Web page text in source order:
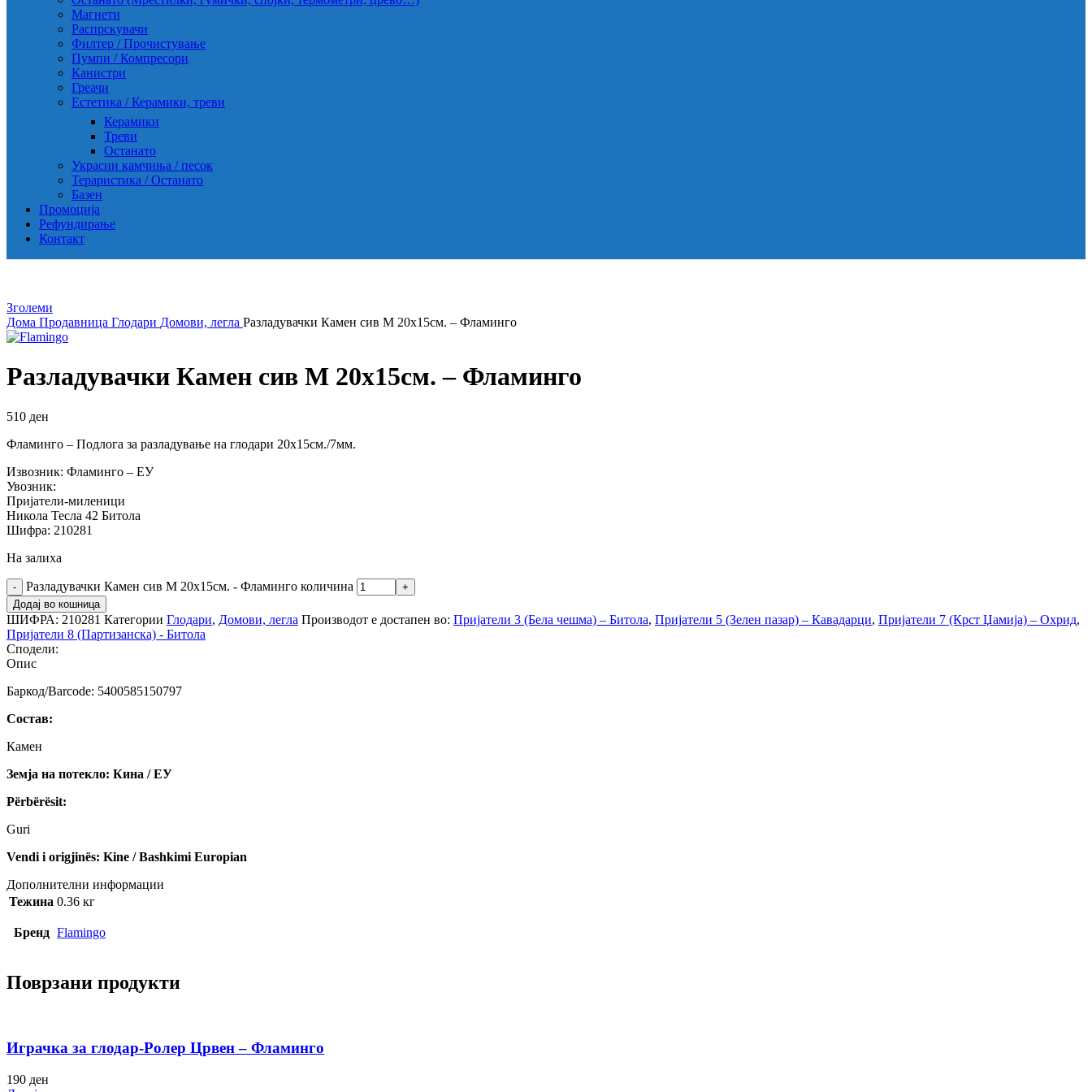
Магнети
Распрскувачи
Филтер / Прочистување
Пумпи / Компресори
Канистри
Греачи
Естетика / Керамики, треви
Керамики
Треви
Останато
Украсни камчиња / песок
Тераристика / Останато
Базен
Промоција
Рефундирање
Контакт
Зголеми
Дома Продавница Глодари Домови, легла Разладувачки Камен сив M 20х15см. – Фламинго
Разладувачки Камен сив M 20х15см. – Фламинго
510 ден
Фламинго – Подлога за разладување на глодари 20х15см./7мм.
Извозник: Фламинго – ЕУ
Увозник:
Пријатели-миленици
Никола Тесла 42 Битола
Шифра: 210281
На залиха
Разладувачки Камен сив M 20х15см. - Фламинго количина
Додај во кошница
ШИФРА: 210281 Категории Глодари, Домови, легла Производот е достапен во: Пријатели 3 (Бела чешма) – Битола, Пријатели 5 (Зелен пазар) – Кавадарци, Пријатели 7 (Крст Џамија) – Охрид,
Пријатели 8 (Партизанска) - Битола
Сподели:
Опис
Баркод/Barcode: 5400585150797
Состав:
Камен
Земја на потекло: Кина / ЕУ
Përbërësit:
Guri
Vendi i origjinës: Kine / Bashkimi Europian
Дополнителни информации
Тежина 0.36 кг
Бренд Flamingo
Поврзани продукти
Играчка за глодар-Ролер Црвен – Фламинго
190 ден